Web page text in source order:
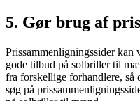
5. Gør brug af
Prissammenligningssider
gode tilbud på solbriller til
fra forskellige forhandlere, så
søg på